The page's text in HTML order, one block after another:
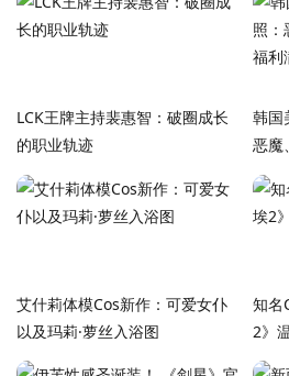
LCK王牌主持裴惠智：破圈成长
的职业轨迹
韩国
恶魔
满满
艾什莉体模Cos新作：可爱女仆
以及玛莉·萝丝入浴图
知名
2》